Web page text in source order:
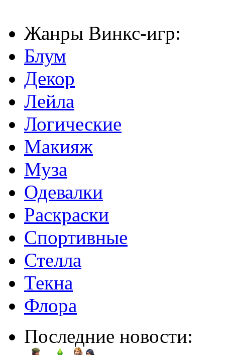
Жанры Винкс-игр:
Блум
Декор
Лейла
Логические
Макияж
Муза
Одевалки
Раскраски
Спортивные
Стелла
Текна
Флора
Последние новости: